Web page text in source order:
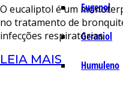
Eugenol
Geraniol
Humuleno
O eucaliptol é um
no tratamento de
infecções respiratórias.
LEIA MAIS